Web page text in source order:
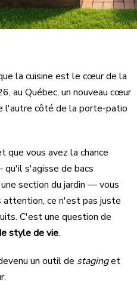
la cuisine est le cœur de la
au Québec, un nouveau cœur
l'autre côté de la porte-patio
que vous avez la chance
s'agisse de bacs
section du jardin — vous
attention, ce n'est pas juste
C'est une question de
style de vie.
un outil de staginget